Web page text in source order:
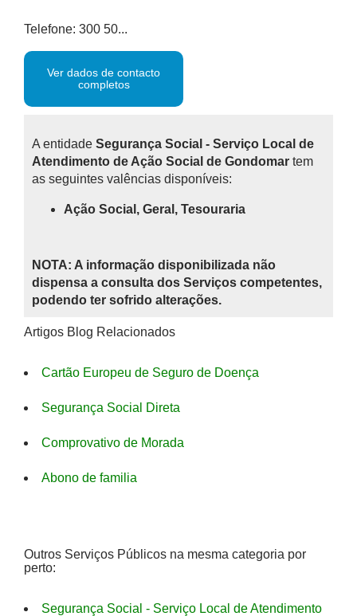
Telefone: 300 50...
Ver dados de contacto
completos
A entidade Segurança Social - Serviço Local de
Atendimento de Ação Social de Gondomar tem
as seguintes valências disponíveis:
Ação Social, Geral, Tesouraria
NOTA: A informação disponibilizada não
dispensa a consulta dos Serviços competentes,
podendo ter sofrido alterações.
Artigos Blog Relacionados
Cartão Europeu de Seguro de Doença
Segurança Social Direta
Comprovativo de Morada
Abono de familia
Outros Serviços Públicos na mesma categoria por
perto:
Segurança Social - Serviço Local de Atendimento